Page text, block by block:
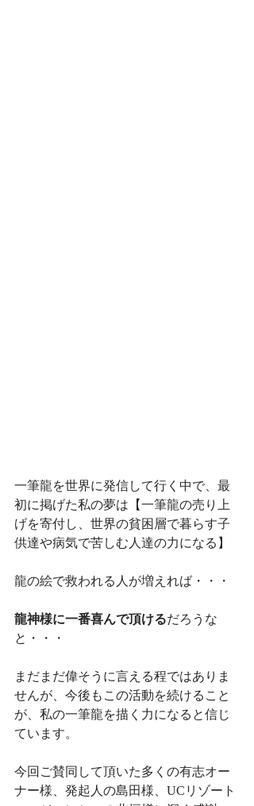
一筆龍を世界に発信して行く中で、最
初に掲げた私の夢は【一筆龍の売り上
げを寄付し、世界の貧困層で暮らす子
供達や病気で苦しむ人達の力になる】
龍の絵で救われる人が増えれば・・・
龍神様に一番喜んで頂けるだろうな
と・・・
まだまだ偉そうに言える程ではありま
せんが、今後もこの活動を続けること
が、私の一筆龍を描く力になると信じ
ています。
今回ご賛同して頂いた多くの有志オー
ナー様、発起人の島田様、UCリゾート